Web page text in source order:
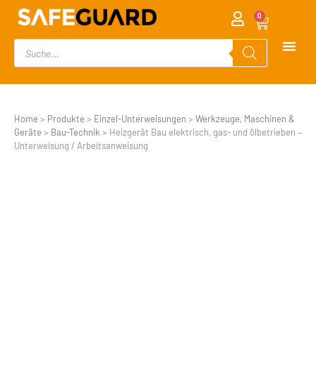
0
Home > Produkte > Einzel-Unterweisungen > Werkzeuge, Maschinen &
Geräte > Bau-Technik > Heizgerät Bau elektrisch, gas- und ölbetrieben –
Unterweisung / Arbeitsanweisung